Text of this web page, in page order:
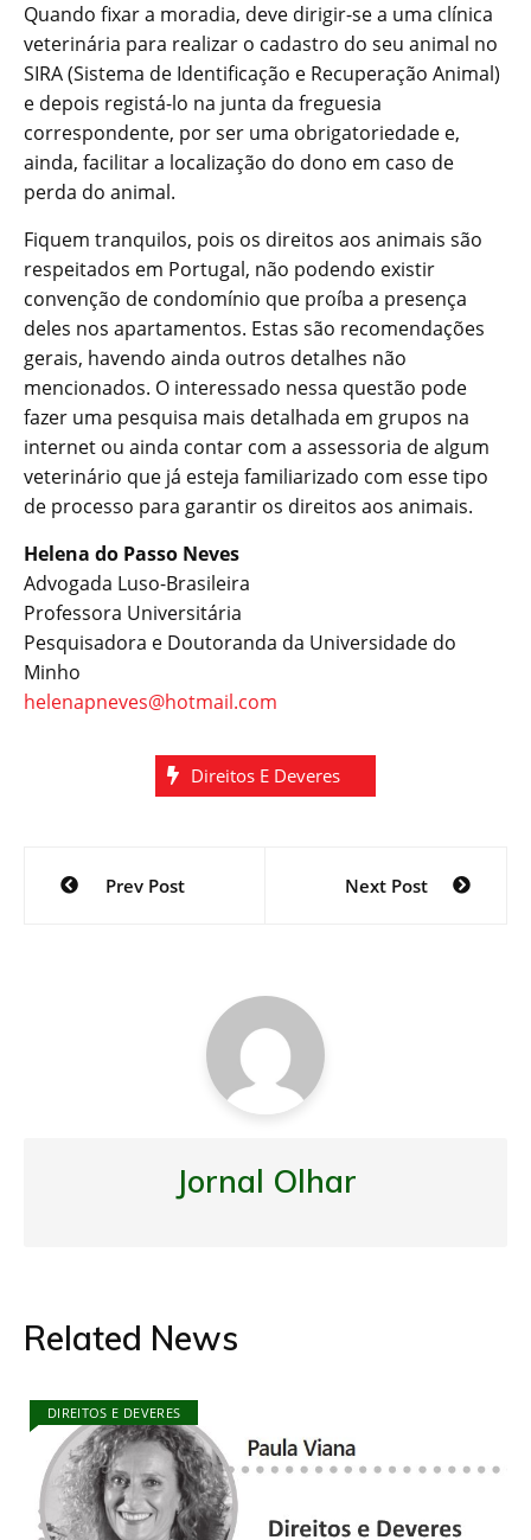
Quando fixar a moradia, deve dirigir-se a uma clínica
veterinária para realizar o cadastro do seu animal no
SIRA (Sistema de Identificação e Recuperação Animal)
e depois registá-lo na junta da freguesia
correspondente, por ser uma obrigatoriedade e,
ainda, facilitar a localização do dono em caso de
perda do animal.
Fiquem tranquilos, pois os direitos aos animais são
respeitados em Portugal, não podendo existir
convenção de condomínio que proíba a presença
deles nos apartamentos. Estas são recomendações
gerais, havendo ainda outros detalhes não
mencionados. O interessado nessa questão pode
fazer uma pesquisa mais detalhada em grupos na
internet ou ainda contar com a assessoria de algum
veterinário que já esteja familiarizado com esse tipo
de processo para garantir os direitos aos animais.
Helena do Passo Neves
Advogada Luso-Brasileira
Professora Universitária
Pesquisadora e Doutoranda da Universidade do
Minho
helenapneves@hotmail.com
Direitos E Deveres
Navegação
Prev Post Next Post
Jornal Olhar
Related News
DIREITOS E DEVERES